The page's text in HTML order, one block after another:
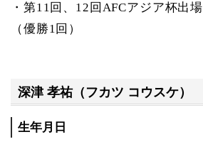
・第11回、12回AFCアジア杯出場
（優勝1回）
深津 孝祐（フカツ コウスケ）
生年月日